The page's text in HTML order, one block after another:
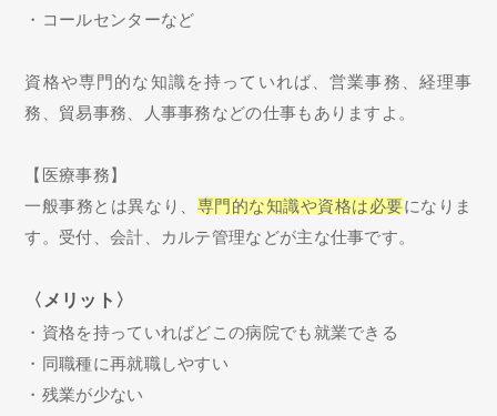
・コールセンターなど
資格や専門的な知識を持っていれば、営業事務、経理事
務、貿易事務、人事事務などの仕事もありますよ。
【医療事務】
一般事務とは異なり、 専門的な知識や資格は必要になりま
す。受付、会計、カルテ管理などが主な仕事です。
〈メリット〉
・資格を持っていればどこの病院でも就業できる
・同職種に再就職しやすい
・残業が少ない